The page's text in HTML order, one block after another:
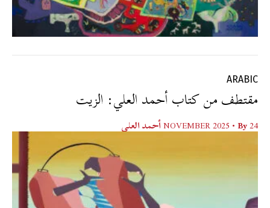
ARABIC
مقتطف من كتاب أحمد العلي: الزيت
24 NOVEMBER 2025
• By أحمد العلي